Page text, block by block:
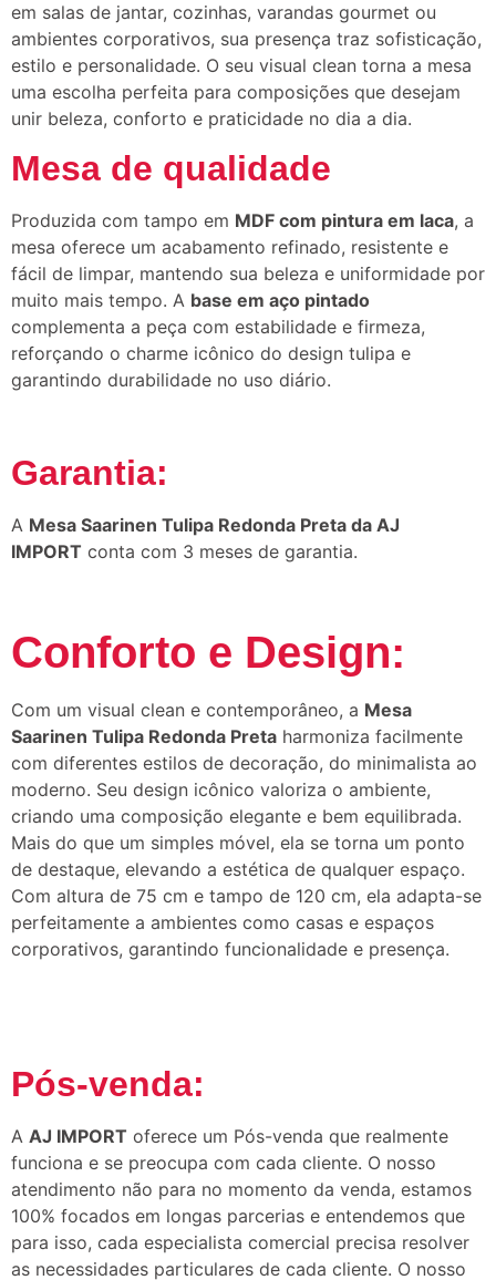
em salas de jantar, cozinhas, varandas gourmet ou
ambientes corporativos, sua presença traz sofisticação,
estilo e personalidade. O seu visual clean torna a mesa
uma escolha perfeita para composições que desejam
unir beleza, conforto e praticidade no dia a dia.
Mesa de qualidade
Produzida com tampo em MDF com pintura em laca, a
mesa oferece um acabamento refinado, resistente e
fácil de limpar, mantendo sua beleza e uniformidade por
muito mais tempo. A base em aço pintado
complementa a peça com estabilidade e firmeza,
reforçando o charme icônico do design tulipa e
garantindo durabilidade no uso diário.
Garantia:
A Mesa Saarinen Tulipa Redonda Preta da AJ
IMPORT conta com 3 meses de garantia.
Conforto e Design:
Com um visual clean e contemporâneo, a Mesa
Saarinen Tulipa Redonda Preta harmoniza facilmente
com diferentes estilos de decoração, do minimalista ao
moderno. Seu design icônico valoriza o ambiente,
criando uma composição elegante e bem equilibrada.
Mais do que um simples móvel, ela se torna um ponto
de destaque, elevando a estética de qualquer espaço.
Com altura de 75 cm e tampo de 120 cm, ela adapta-se
perfeitamente a ambientes como casas e espaços
corporativos, garantindo funcionalidade e presença.
Pós-venda:
A AJ IMPORT oferece um Pós-venda que realmente
funciona e se preocupa com cada cliente. O nosso
atendimento não para no momento da venda, estamos
100% focados em longas parcerias e entendemos que
para isso, cada especialista comercial precisa resolver
as necessidades particulares de cada cliente. O nosso